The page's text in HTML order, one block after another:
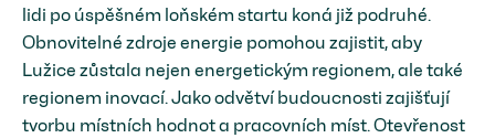
lidi po úspěšném loňském startu koná již podruhé.
Obnovitelné zdroje energie pomohou zajistit, aby
Lužice zůstala nejen energetickým regionem, ale také
regionem inovací. Jako odvětví budoucnosti zajišťují
tvorbu místních hodnot a pracovních míst. Otevřenost